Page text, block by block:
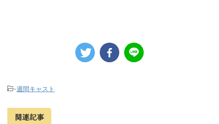
-週間キャスト
関連記事